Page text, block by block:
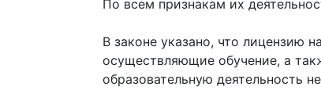
По всем признакам их
В законе указано, что лицензию
осуществляющие обучение, а
образовательную деятельность